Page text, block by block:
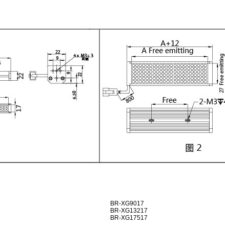
BR-XG9017
BR-XG13217
BR-XG17517